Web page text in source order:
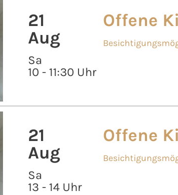
21
Aug
Sa
10 - 11:30 Uhr
Offene
21
Aug
Sa
13 - 14 Uhr
Offene